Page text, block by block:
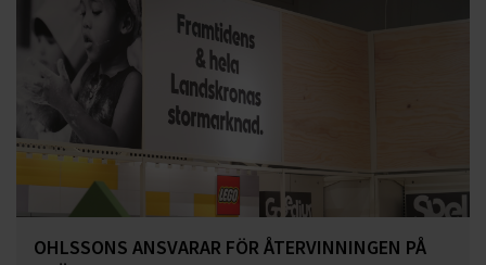
OHLSSONS ANSVARAR FÖR ÅTERVINNINGEN PÅ